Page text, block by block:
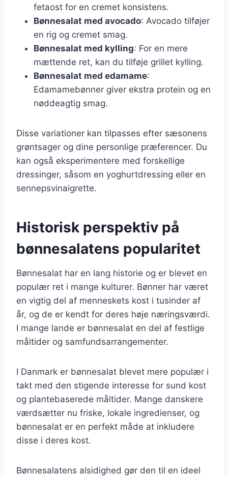
fetaost for en cremet konsistens.
Bønnesalat med avocado: Avocado tilføjer
en rig og cremet smag.
Bønnesalat med kylling: For en mere
mættende ret, kan du tilføje grillet kylling.
Bønnesalat med edamame:
Edamamebønner giver ekstra protein og en
nøddeagtig smag.
Disse variationer kan tilpasses efter sæsonens
grøntsager og dine personlige præferencer. Du
kan også eksperimentere med forskellige
dressinger, såsom en yoghurtdressing eller en
sennepsvinaigrette.
Historisk perspektiv på
bønnesalatens popularitet
Bønnesalat har en lang historie og er blevet en
populær ret i mange kulturer. Bønner har været
en vigtig del af menneskets kost i tusinder af
år, og de er kendt for deres høje næringsværdi.
I mange lande er bønnesalat en del af festlige
måltider og samfundsarrangementer.
I Danmark er bønnesalat blevet mere populær i
takt med den stigende interesse for sund kost
og plantebaserede måltider. Mange danskere
værdsætter nu friske, lokale ingredienser, og
bønnesalat er en perfekt måde at inkludere
disse i deres kost.
Bønnesalatens alsidighed gør den til en ideel